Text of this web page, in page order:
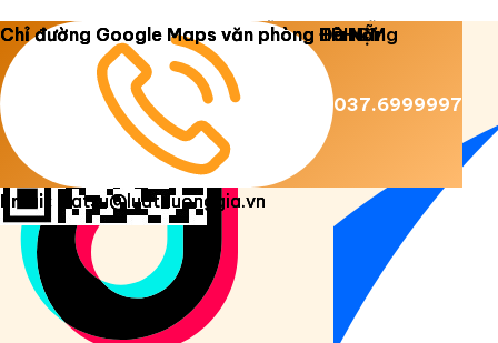
Copyright 2026 © Luật Dương Gia